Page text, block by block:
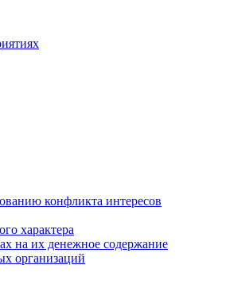
конфликта интересов
характера
на их денежное содержание
организаций